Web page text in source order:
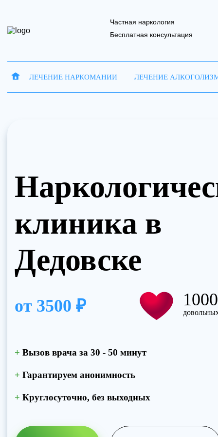
Частная наркология
Бесплатная консультация
ЛЕЧЕНИЕ НАРКОМАНИИ ЛЕЧЕНИЕ
клиника в
Дедовске
от 3500 ₽
+ Вызов врача за 30 - 50 минут
+ Гарантируем анонимность
+ Круглосуточно, без выходных
Запись на приём
Наш
Прикрепить файл
Отправить резюме